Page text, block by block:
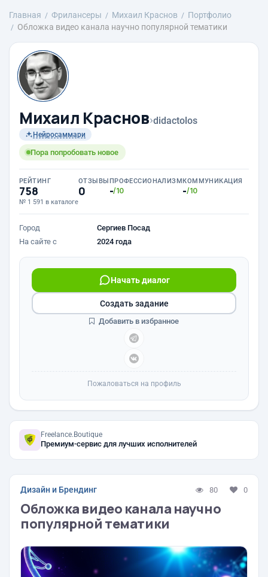
Главная Фрилансеры Михаил Краснов
Портфолио
Обложка видео канала научно популярной тематики
Михаил Краснов›didactolos
Нейросаммари
Пора попробовать новое
РЕЙТИНГ
758
№ 1 591 в каталоге
ОТЗЫВЫ
0
ПРОФЕССИОНАЛИЗМ
-/10
КОММУНИКАЦИЯ
-/10
Город
Сергиев Посад
На сайте с
2024 года
Начать диалог
Создать задание
Добавить в избранное
Пожаловаться на профиль
Freelance.Boutique
Премиум-сервис для лучших исполнителей
Дизайн и Брендинг 80 0
Обложка видео канала научно
популярной тематики